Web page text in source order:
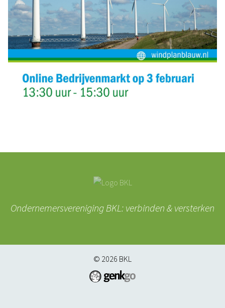
Ondernemersvereniging BKL: verbinden & versterken
© 2026 BKL